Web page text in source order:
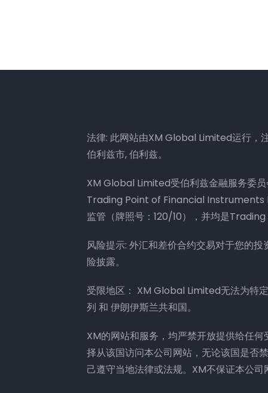
法律: 此网站由XM Global Limited运行
伯利兹市, 伯利兹。
XM Global Limited受伯利兹金融服务委
Trading Point of Financial Instruments
监管（牌照号：120/10），并均是
风险提示: 外汇和差价合约交易对于您的
险披露。
受限地区： XM Global Limited无法为特
列 和 伊朗伊斯兰共和国。
XM的网站和服务，均严禁开放提供给任
择从该国访问本公司网站，无论该国是否
己遵守当地法律或法规。XM不保证本公